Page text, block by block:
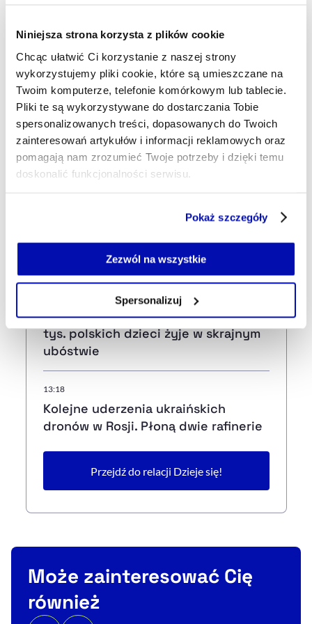
Niniejsza strona korzysta z plików cookie
Chcąc ułatwić Ci korzystanie z naszej strony
wykorzystujemy pliki cookie, które są umieszczane na
Twoim komputerze, telefonie komórkowym lub tablecie.
Pliki te są wykorzystywane do dostarczania Tobie
spersonalizowanych treści, dopasowanych do Twoich
zainteresowań artykułów i informacji reklamowych oraz
pomagają nam zrozumieć Twoje potrzeby i dzięki temu
doskonalić funkcjonalności serwisu.
Jeżeli nie wyrażasz zgody na zapisywanie plików cookie,
możesz łatwo zarządzać swoimi uprawnieniami, np. we
własnej przeglądarce internetowej lub po wybraniu opcji
naszejPolityce Prywatności
Pokaż szczegóły
Zezwól na wszystkie
Spersonalizuj
prowokację wobec NATO. Celem
może być Polska
16:03
Prezydent Serbii zapewnia, że jego
kraj nie sprzeciwi się szybkiej akcesji
Ukrainy do Unii Europejskiej
na skup płodów rolnych. „To
ogromna szansa dla polskich
Polski Czerwony Krzyż: ponad 360
tys. polskich dzieci żyje w skrajnym
ubóstwie
13:18
Kolejne uderzenia ukraińskich
dronów w Rosji. Płoną dwie rafinerie
Przejdź do relacji Dzieje się!
Może zainteresować Cię
również